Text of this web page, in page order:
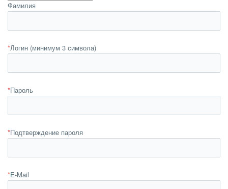
Фамилия
*Логин (минимум 3 символа)
*Пароль
*Подтверждение пароля
*E-Mail